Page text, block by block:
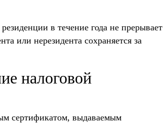
в течение года не прерывает
или нерезидента сохраняется за
налоговой
сертификатом, выдаваемым